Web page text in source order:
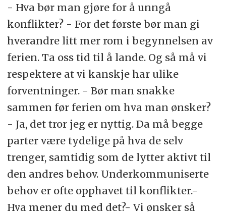
- Hva bør man gjøre for å unngå
konflikter? - For det første bør man gi
hverandre litt mer rom i begynnelsen av
ferien. Ta oss tid til å lande. Og så må vi
respektere at vi kanskje har ulike
forventninger. - Bør man snakke
sammen før ferien om hva man ønsker?
- Ja, det tror jeg er nyttig. Da må begge
parter være tydelige på hva de selv
trenger, samtidig som de lytter aktivt til
den andres behov. Underkommuniserte
behov er ofte opphavet til konflikter.-
Hva mener du med det?- Vi ønsker så